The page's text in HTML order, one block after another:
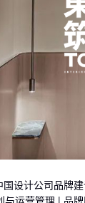
国设计公司品牌
与运营管理 | 品